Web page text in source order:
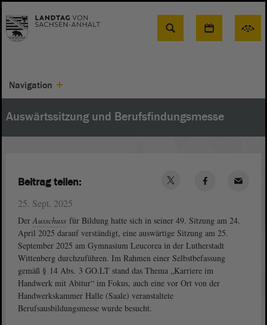
Suche
Navigation
Auswärtssitzung und Berufsfindungsmesse
25. Sept. 2025
DerAusschuss für Bildung hatte sich in seiner 49. Sitzung am 24.
April 2025 darauf verständigt, eine auswärtige Sitzung am 25.
September 2025 am Gymnasium Leucorea in der Lutherstadt
Wittenberg durchzuführen. Im Rahmen einer Selbstbefassung
gemäß § 14 Abs. 3 GO.LT stand das Thema „Karriere im
Handwerk mit Abitur“ im Fokus, auch eine vor Ort von der
Handwerkskammer Halle (Saale) veranstaltete
Berufsausbildungsmesse wurde besucht.
Beitrag teilen: